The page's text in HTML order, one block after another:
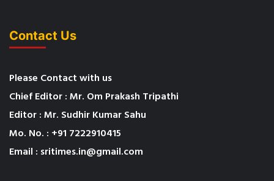
Contact Us
Please Contact with us
Chief Editor : Mr. Om Prakash Tripathi
Editor : Mr. Sudhir Kumar Sahu
Mo. No. : +91 7222910415
Email : sritimes.in@gmail.com